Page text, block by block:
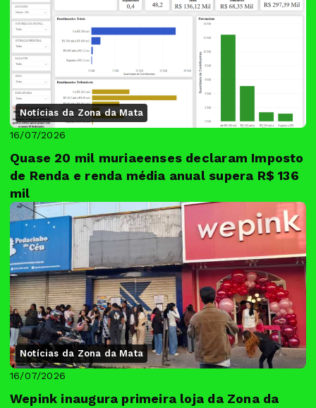
Notícias da Zona da Mata
16/07/2026
Quase 20 mil muriaeenses declaram Imposto
de Renda e renda média anual supera R$ 136
mil
Notícias da Zona da Mata
16/07/2026
Wepink inaugura primeira loja da Zona da